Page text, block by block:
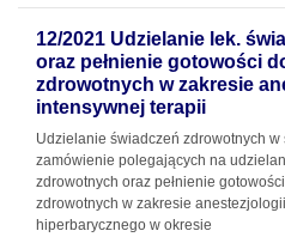
12/2021 Udzielanie lek.
oraz pełnienie gotowości
zdrowotnych w zakresie
intensywnej terapii
Udzielanie świadczeń zdrowotnych
zamówienie polegających na
zdrowotnych oraz pełnienie
zdrowotnych w zakresie
hiperbarycznego w okresie